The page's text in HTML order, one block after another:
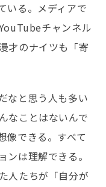
いる。メディアで
チャンネル
才のナイツも「寄
なと思う人も多い
なことはないんで
像できる。すべて
は理解できる。
人たちが「自分が